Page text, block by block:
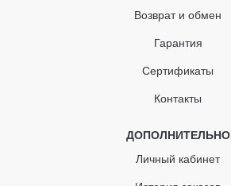
Возврат и обмен
Гарантия
Сертификаты
Контакты
ДОПОЛНИТЕЛЬНО
Личный кабинет